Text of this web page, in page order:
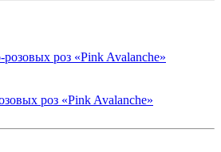
роз «Pink Avalanche»